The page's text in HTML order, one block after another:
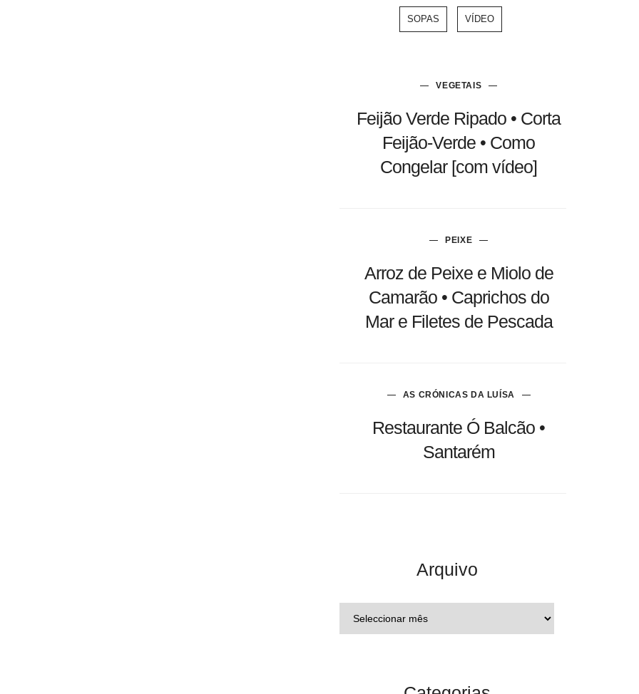
SOPAS VÍDEO
VEGETAIS
Feijão Verde Ripado • Corta
Feijão-Verde • Como
Congelar [com vídeo]
PEIXE
Arroz de Peixe e Miolo de
Camarão • Caprichos do
Mar e Filetes de Pescada
AS CRÓNICAS DA LUÍSA
Restaurante Ó Balcão •
Santarém
Arquivo